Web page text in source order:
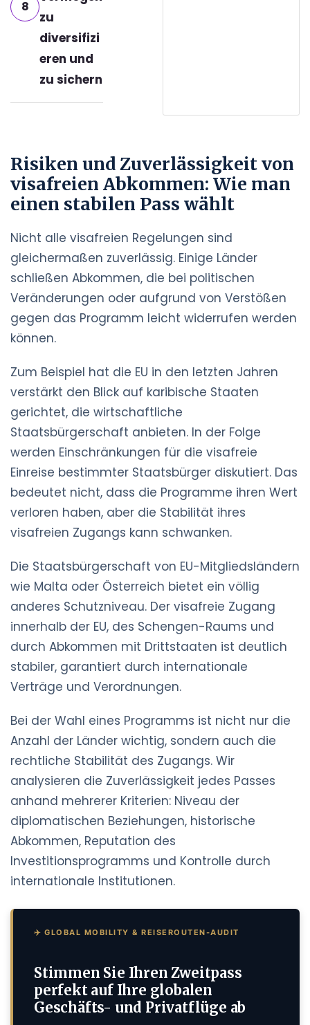
8
zu
diversifizi
eren und
zu sichern
Risiken und Zuverlässigkeit von
visafreien Abkommen: Wie man
einen stabilen Pass wählt
Nicht alle visafreien Regelungen sind
gleichermaßen zuverlässig. Einige Länder
schließen Abkommen, die bei politischen
Veränderungen oder aufgrund von Verstößen
gegen das Programm leicht widerrufen werden
können.
Zum Beispiel hat die EU in den letzten Jahren
verstärkt den Blick auf karibische Staaten
gerichtet, die wirtschaftliche
Staatsbürgerschaft anbieten. In der Folge
werden Einschränkungen für die visafreie
Einreise bestimmter Staatsbürger diskutiert. Das
bedeutet nicht, dass die Programme ihren Wert
verloren haben, aber die Stabilität ihres
visafreien Zugangs kann schwanken.
Die Staatsbürgerschaft von EU-Mitgliedsländern
wie Malta oder Österreich bietet ein völlig
anderes Schutzniveau. Der visafreie Zugang
innerhalb der EU, des Schengen-Raums und
durch Abkommen mit Drittstaaten ist deutlich
stabiler, garantiert durch internationale
Verträge und Verordnungen.
Bei der Wahl eines Programms ist nicht nur die
Anzahl der Länder wichtig, sondern auch die
rechtliche Stabilität des Zugangs. Wir
analysieren die Zuverlässigkeit jedes Passes
anhand mehrerer Kriterien: Niveau der
diplomatischen Beziehungen, historische
Abkommen, Reputation des
Investitionsprogramms und Kontrolle durch
internationale Institutionen.
✈️ GLOBAL MOBILITY & REISEROUTEN-AUDIT
Stimmen Sie Ihren Zweitpass
perfekt auf Ihre globalen
Geschäfts- und Privatflüge ab